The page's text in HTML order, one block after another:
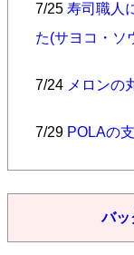
7/25 寿司職人
た(サヨコ・ソ
7/24 メロンの
7/29 POLAの
バッ